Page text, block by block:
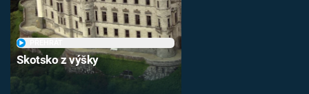
Skotsko z výšky